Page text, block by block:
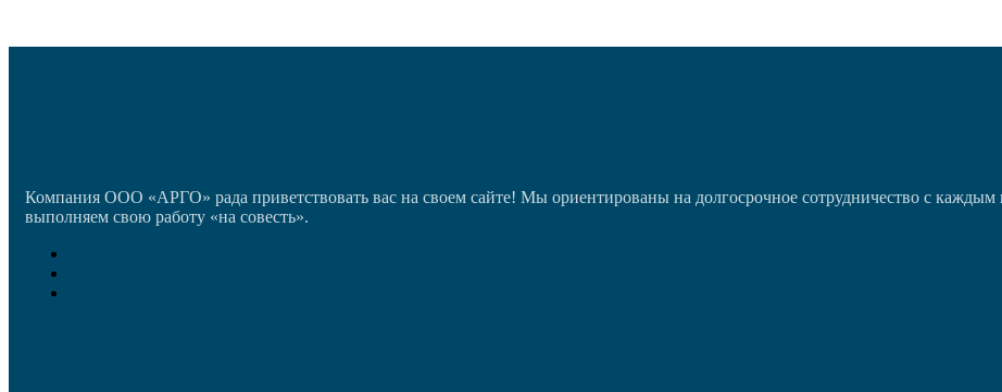
Компания ООО «АРГО» рада приветствовать вас на своем сайте! Мы ориентированы на долгосрочное сотрудничество с
выполняем свою работу «на совесть».